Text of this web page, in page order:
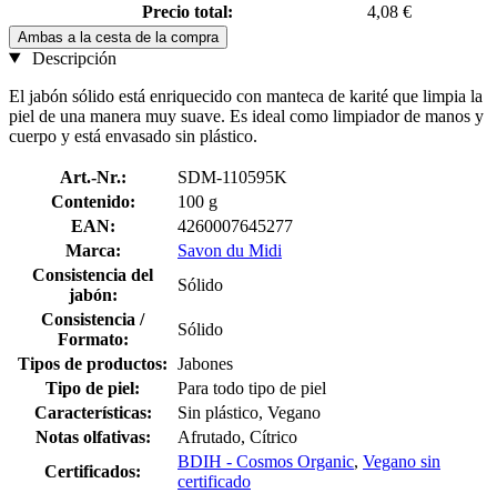
Precio total:
4,08 €
Ambas a la cesta de la compra
Descripción
El jabón sólido está enriquecido con manteca de karité que limpia la
piel de una manera muy suave. Es ideal como limpiador de manos y
cuerpo y está envasado sin plástico.
Art.-Nr.:
SDM-110595K
Contenido:
100 g
EAN:
4260007645277
Marca:
Savon du Midi
Consistencia del
jabón:
Sólido
Consistencia /
Formato:
Sólido
Tipos de productos: Jabones
Tipo de piel:
Para todo tipo de piel
Características:
Sin plástico, Vegano
Notas olfativas:
Afrutado, Cítrico
Certificados:
BDIH - Cosmos Organic, Vegano sin
certificado